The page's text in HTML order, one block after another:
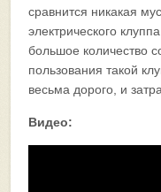
сравнится никакая
электрического
большое количество
пользования такой
весьма дорого, и
Видео: